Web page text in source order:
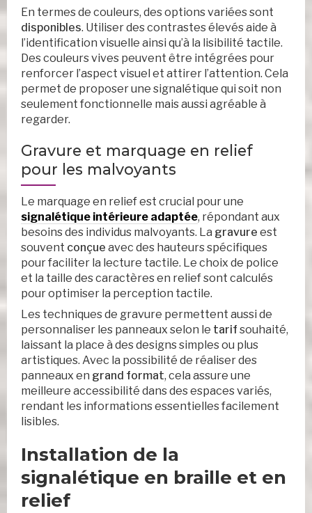
En termes de couleurs, des options variées sont
disponibles. Utiliser des contrastes élevés aide à
l’identification visuelle ainsi qu’à la lisibilité tactile.
Des couleurs vives peuvent être intégrées pour
renforcer l’aspect visuel et attirer l’attention. Cela
permet de proposer une signalétique qui soit non
seulement fonctionnelle mais aussi agréable à
regarder.
Gravure et marquage en relief
pour les malvoyants
Le marquage en relief est crucial pour une
signalétique intérieure adaptée, répondant aux
besoins des individus malvoyants. La gravure est
souvent conçue avec des hauteurs spécifiques
pour faciliter la lecture tactile. Le choix de police
et la taille des caractères en relief sont calculés
pour optimiser la perception tactile.
Les techniques de gravure permettent aussi de
personnaliser les panneaux selon le tarif souhaité,
laissant la place à des designs simples ou plus
artistiques. Avec la possibilité de réaliser des
panneaux en grand format, cela assure une
meilleure accessibilité dans des espaces variés,
rendant les informations essentielles facilement
lisibles.
Installation de la
signalétique en braille et en
relief